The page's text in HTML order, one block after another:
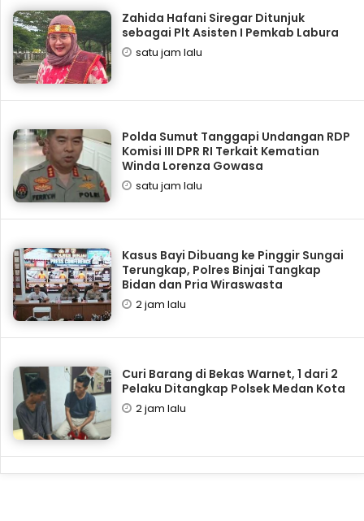
Zahida Hafani Siregar Ditunjuk
sebagai Plt Asisten I Pemkab Labura
satu jam lalu
Polda Sumut Tanggapi Undangan RDP
Komisi III DPR RI Terkait Kematian
Winda Lorenza Gowasa
satu jam lalu
Kasus Bayi Dibuang ke Pinggir Sungai
Terungkap, Polres Binjai Tangkap
Bidan dan Pria Wiraswasta
2 jam lalu
Curi Barang di Bekas Warnet, 1 dari 2
Pelaku Ditangkap Polsek Medan Kota
2 jam lalu